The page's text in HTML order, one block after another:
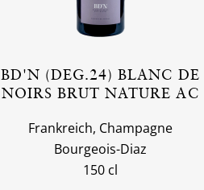
BD'N (DEG.24) BLANC DE
NOIRS BRUT NATURE AC
Frankreich, Champagne
Bourgeois-Diaz
150 cl